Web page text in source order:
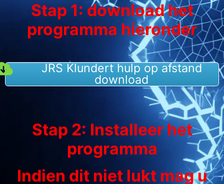
Stap 1: download het
programma hieronder
JRS Klundert hulp op afstand
download
Stap 2: Installeer het
programma
Indien dit niet lukt mag u